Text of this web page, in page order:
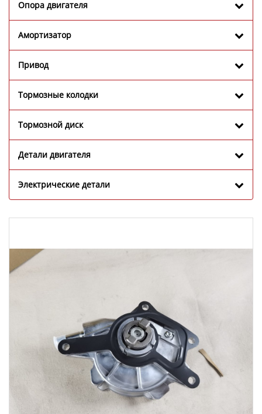
Опора двигателя
Амортизатор
Привод
Тормозные колодки
Тормозной диск
Детали двигателя
Электрические детали